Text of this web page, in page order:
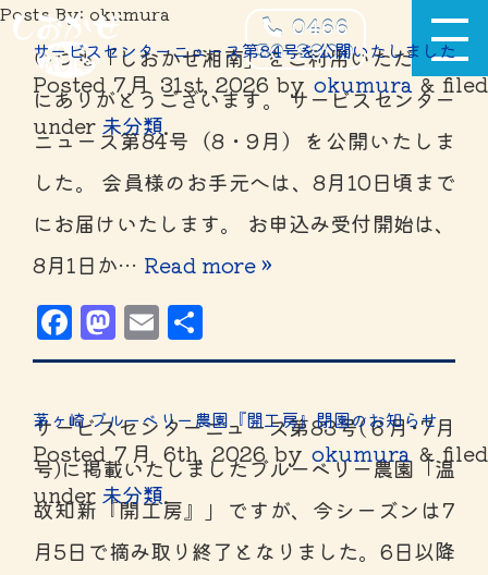
0466
50-3900
Posts By: okumura
サービスセンターニュース第84号を公開いたしました
Posted7月 31st, 2026 by okumura &filed
under 未分類.
いつも「しおかぜ湘南」をご利用いただき誠
にありがとうございます。 サービスセンター
ニュース第84号（8・9月）を公開いたしま
した。 会員様のお手元へは、8月10日頃まで
にお届けいたします。 お申込み受付開始は、
8月1日か… Read more »
Facebook
Mastodon
Email
有
茅ヶ崎 ブルーベリー農園『開工房』閉園のお知らせ
Posted7月 6th, 2026by okumura &filed
under 未分類.
サービスセンターニュース第83号(６月･7月
号)に掲載いたしましたブルーベリー農園「温
故知新『開工房』」ですが、今シーズンは7
月5日で摘み取り終了となりました。6日以降